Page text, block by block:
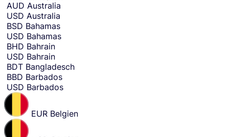
v
e
m
o
n
e
y
n
.
AUD Australia
USD Australia
BSD Bahamas
USD Bahamas
BHD Bahrain
USD Bahrain
BDT Bangladesch
BBD Barbados
USD Barbados
EUR Belgien